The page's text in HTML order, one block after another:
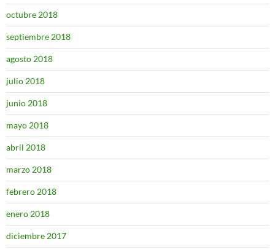
octubre 2018
septiembre 2018
agosto 2018
julio 2018
junio 2018
mayo 2018
abril 2018
marzo 2018
febrero 2018
enero 2018
diciembre 2017